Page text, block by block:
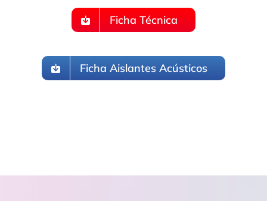
Ficha Técnica
Ficha Aislantes Acústicos